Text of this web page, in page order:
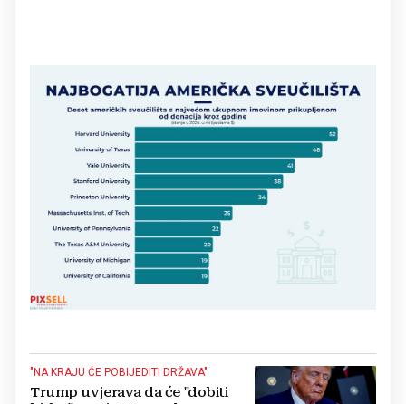
"NA KRAJU ĆE POBIJEDITI DRŽAVA"
Trump uvjerava da će "dobiti